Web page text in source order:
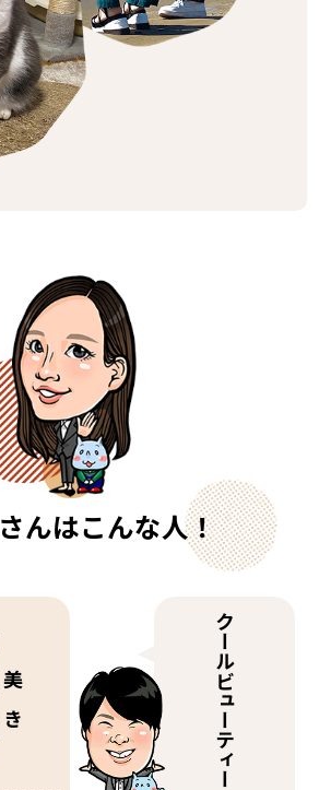
さんはこんな人！
美しき クールビューティー